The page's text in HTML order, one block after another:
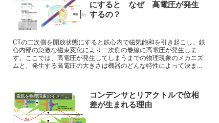
にすると なぜ 高電圧が発生
するの？
CTの二次側を開放状態にすると鉄心内で磁気飽和を引き起こし、鉄
心内部の急激な磁束変化により二次側の巻線に高電圧が発生しま
す。ここでは、高電圧が発生してしまうまでの物理現象のメカニズ
ムと、発生する高電圧の大きさは機器のどんな特性によって決ま...
電気を物理現象のイメージで理解しよう
コンデンサとリアクトルで位相
差が生まれる理由